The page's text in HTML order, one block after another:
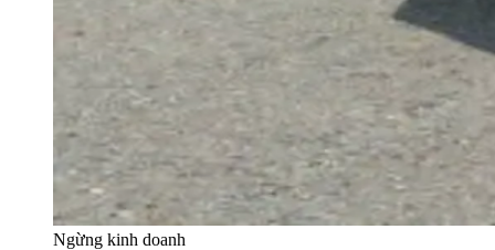
Ngừng kinh doanh